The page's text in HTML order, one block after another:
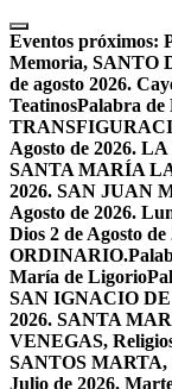
Skip
to
content
Eventos próximos:
Memoria, SANTO
de agosto 2026.
TeatinosPalabra de
Agosto de 2026.
SANTA MARÍA
2026. SAN JUAN
Agosto de 2026.
Dios 2 de Agosto
ORDINARIO.
María de Ligorio
SAN IGNACIO
2026. SANTA
VENEGAS,
SANTOS
Julio de 2026.